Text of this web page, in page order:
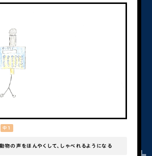
中１
物の声をほんやくして、しゃべれるようになる